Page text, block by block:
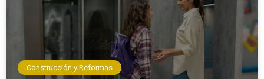
Construcción y Reformas